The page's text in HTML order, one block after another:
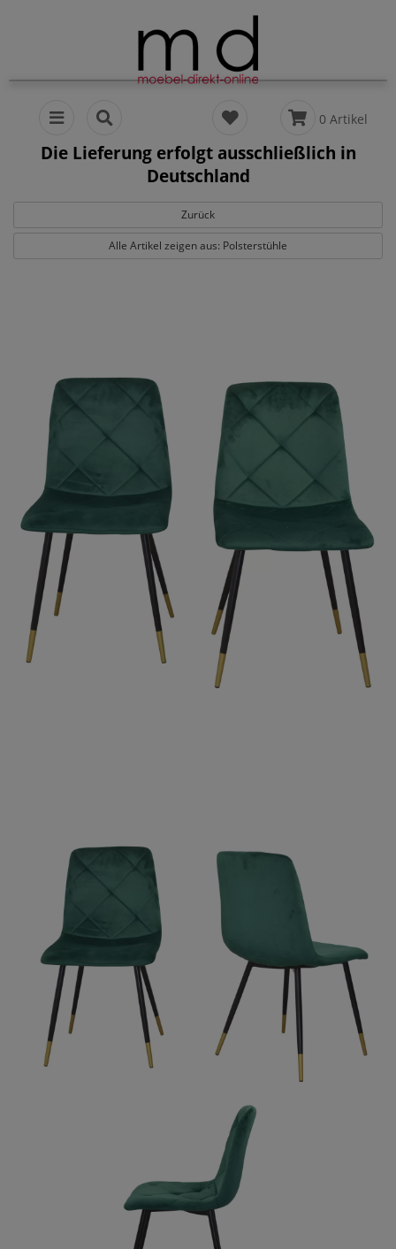
0 Artikel
Die Lieferung erfolgt ausschließlich in
Deutschland
Zurück
Alle Artikel zeigen aus: Polsterstühle